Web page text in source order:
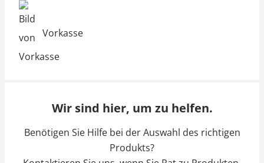
Vorkasse
Wir sind hier, um zu helfen.
Benötigen Sie Hilfe bei der Auswahl des richtigen
Produkts?